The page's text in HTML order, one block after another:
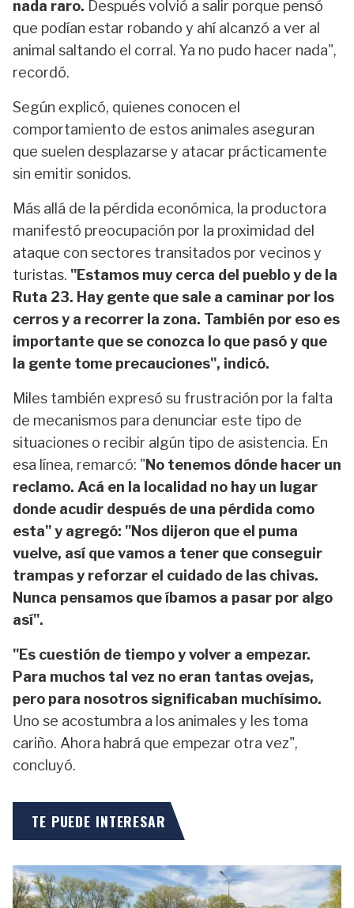
nada raro. Después volvió a salir porque pensó
que podían estar robando y ahí alcanzó a ver al
animal saltando el corral. Ya no pudo hacer nada",
recordó.
Según explicó, quienes conocen el
comportamiento de estos animales aseguran
que suelen desplazarse y atacar prácticamente
sin emitir sonidos.
Más allá de la pérdida económica, la productora
manifestó preocupación por la proximidad del
ataque con sectores transitados por vecinos y
turistas. "Estamos muy cerca del pueblo y de la
Ruta 23. Hay gente que sale a caminar por los
cerros y a recorrer la zona. También por eso es
importante que se conozca lo que pasó y que
la gente tome precauciones", indicó.
Miles también expresó su frustración por la falta
de mecanismos para denunciar este tipo de
situaciones o recibir algún tipo de asistencia. En
esa línea, remarcó: "No tenemos dónde hacer un
reclamo. Acá en la localidad no hay un lugar
donde acudir después de una pérdida como
esta" y agregó: "Nos dijeron que el puma
vuelve, así que vamos a tener que conseguir
trampas y reforzar el cuidado de las chivas.
Nunca pensamos que íbamos a pasar por algo
así".
"Es cuestión de tiempo y volver a empezar.
Para muchos tal vez no eran tantas ovejas,
pero para nosotros significaban muchísimo.
Uno se acostumbra a los animales y les toma
cariño. Ahora habrá que empezar otra vez",
concluyó.
TE PUEDE INTERESAR